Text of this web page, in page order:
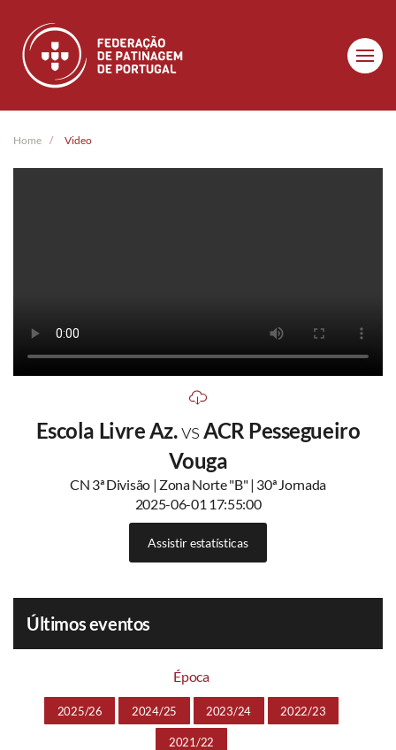
Skip to main content
Home Video
Escola Livre Az.vsACR Pessegueiro
Vouga
CN 3ª Divisão | Zona Norte "B" | 30ª Jornada
2025-06-01 17:55:00
Assistir estatísticas
Últimos eventos
Época
2025/26 2024/25 2023/24 2022/23
2021/22